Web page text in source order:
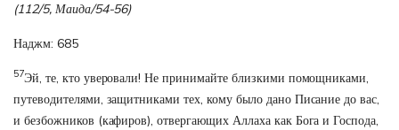
(112/5, Маида/54-56)
Наджм: 685
57Эй, те, кто уверовали! Не принимайте близкими помощниками,
путеводителями, защитниками тех, кому было дано Писание до вас,
и безбожников (кафиров), отвергающих Аллаха как Бога и Господа,